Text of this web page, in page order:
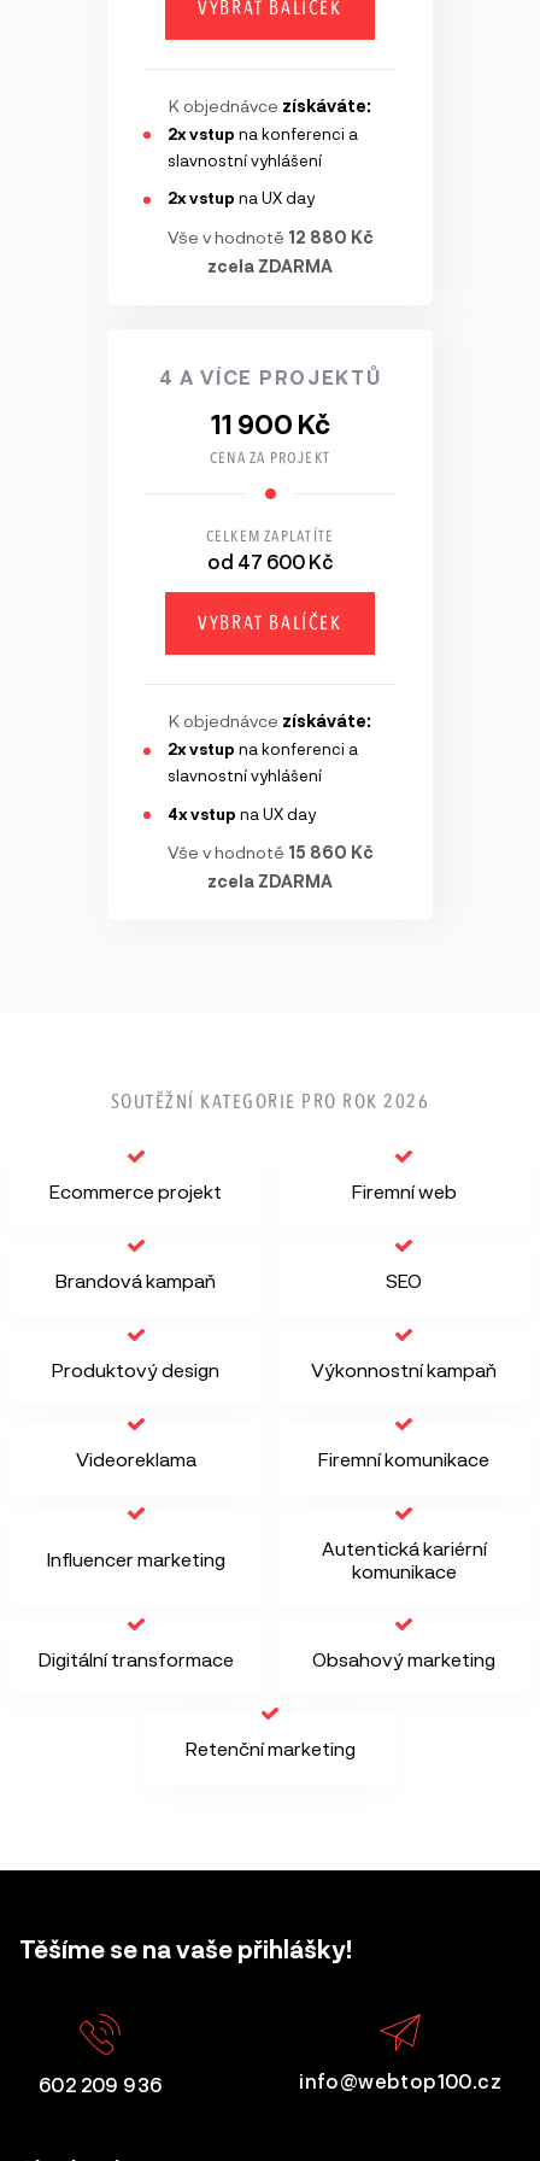
VYBRAT BALÍČEK
K objednávce získáváte:
2x vstup na konferenci a
slavnostní vyhlášení
2x vstup na UX day
Vše v hodnotě 12 880 Kč
zcela ZDARMA
4 A VÍCE PROJEKTŮ
11 900 Kč
CENA ZA PROJEKT
CELKEM ZAPLATÍTE
od 47 600 Kč
VYBRAT BALÍČEK
K objednávce získáváte:
2x vstup na konferenci a
slavnostní vyhlášení
4x vstup na UX day
Vše v hodnotě 15 860 Kč
zcela ZDARMA
SOUTĚŽNÍ KATEGORIE PRO ROK 2026
Ecommerce projekt Firemní web
Brandová kampaň SEO
Produktový design Výkonnostní kampaň
Videoreklama Firemní komunikace
Influencer marketing
Autentická kariérní
komunikace
Digitální transformace Obsahový marketing
Retenční marketing
Těšíme se na vaše přihlášky!
602 209 936 info@webtop100.cz